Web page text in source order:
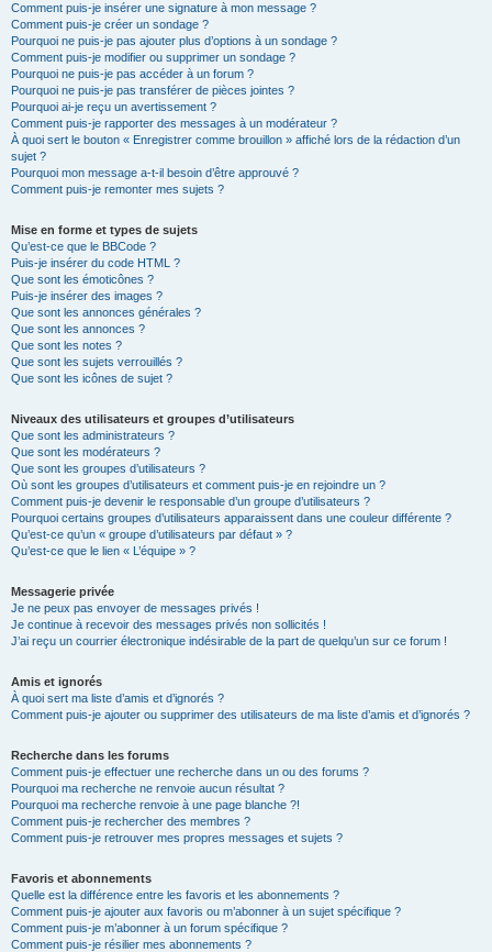
Comment puis-je insérer une signature à mon message ?
Comment puis-je créer un sondage ?
Pourquoi ne puis-je pas ajouter plus d’options à un sondage ?
Comment puis-je modifier ou supprimer un sondage ?
Pourquoi ne puis-je pas accéder à un forum ?
Pourquoi ne puis-je pas transférer de pièces jointes ?
Pourquoi ai-je reçu un avertissement ?
Comment puis-je rapporter des messages à un modérateur ?
À quoi sert le bouton « Enregistrer comme brouillon » affiché lors de la rédaction d’un
sujet ?
Pourquoi mon message a-t-il besoin d’être approuvé ?
Comment puis-je remonter mes sujets ?
Mise en forme et types de sujets
Qu’est-ce que le BBCode ?
Puis-je insérer du code HTML ?
Que sont les émoticônes ?
Puis-je insérer des images ?
Que sont les annonces générales ?
Que sont les annonces ?
Que sont les notes ?
Que sont les sujets verrouillés ?
Que sont les icônes de sujet ?
Niveaux des utilisateurs et groupes d’utilisateurs
Que sont les administrateurs ?
Que sont les modérateurs ?
Que sont les groupes d’utilisateurs ?
Où sont les groupes d’utilisateurs et comment puis-je en rejoindre un ?
Comment puis-je devenir le responsable d’un groupe d’utilisateurs ?
Pourquoi certains groupes d’utilisateurs apparaissent dans une couleur différente ?
Qu’est-ce qu’un « groupe d’utilisateurs par défaut » ?
Qu’est-ce que le lien « L’équipe » ?
Messagerie privée
Je ne peux pas envoyer de messages privés !
Je continue à recevoir des messages privés non sollicités !
J’ai reçu un courrier électronique indésirable de la part de quelqu’un sur ce forum !
Amis et ignorés
À quoi sert ma liste d’amis et d’ignorés ?
Comment puis-je ajouter ou supprimer des utilisateurs de ma liste d’amis et d’ignorés ?
Recherche dans les forums
Comment puis-je effectuer une recherche dans un ou des forums ?
Pourquoi ma recherche ne renvoie aucun résultat ?
Pourquoi ma recherche renvoie à une page blanche ?!
Comment puis-je rechercher des membres ?
Comment puis-je retrouver mes propres messages et sujets ?
Favoris et abonnements
Quelle est la différence entre les favoris et les abonnements ?
Comment puis-je ajouter aux favoris ou m’abonner à un sujet spécifique ?
Comment puis-je m’abonner à un forum spécifique ?
Comment puis-je résilier mes abonnements ?